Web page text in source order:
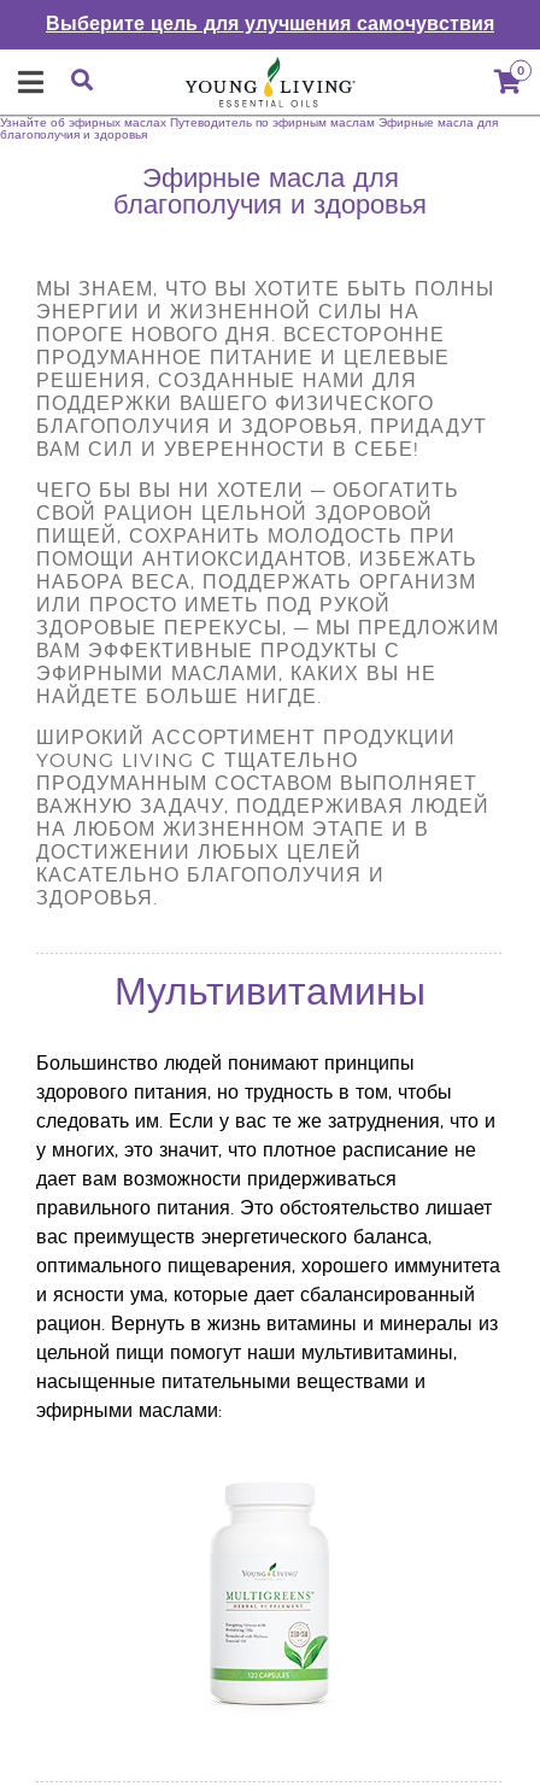
Выберите цель для улучшения самочувствия
0
Эфирные масла для
благополучия и здоровья
Узнайте об эфирных маслах Путеводитель по эфирным маслам Эфирные масла для
благополучия и здоровья
МЫ ЗНАЕМ, ЧТО ВЫ ХОТИТЕ БЫТЬ ПОЛНЫ
ЭНЕРГИИ И ЖИЗНЕННОЙ СИЛЫ НА
ПОРОГЕ НОВОГО ДНЯ. ВСЕСТОРОННЕ
ПРОДУМАННОЕ ПИТАНИЕ И ЦЕЛЕВЫЕ
РЕШЕНИЯ, СОЗДАННЫЕ НАМИ ДЛЯ
ПОДДЕРЖКИ ВАШЕГО ФИЗИЧЕСКОГО
БЛАГОПОЛУЧИЯ И ЗДОРОВЬЯ, ПРИДАДУТ
ВАМ СИЛ И УВЕРЕННОСТИ В СЕБЕ!
ЧЕГО БЫ ВЫ НИ ХОТЕЛИ — ОБОГАТИТЬ
СВОЙ РАЦИОН ЦЕЛЬНОЙ ЗДОРОВОЙ
ПИЩЕЙ, СОХРАНИТЬ МОЛОДОСТЬ ПРИ
ПОМОЩИ АНТИОКСИДАНТОВ, ИЗБЕЖАТЬ
НАБОРА ВЕСА, ПОДДЕРЖАТЬ ОРГАНИЗМ
ИЛИ ПРОСТО ИМЕТЬ ПОД РУКОЙ
ЗДОРОВЫЕ ПЕРЕКУСЫ, — МЫ ПРЕДЛОЖИМ
ВАМ ЭФФЕКТИВНЫЕ ПРОДУКТЫ С
ЭФИРНЫМИ МАСЛАМИ, КАКИХ ВЫ НЕ
НАЙДЕТЕ БОЛЬШЕ НИГДЕ.
ШИРОКИЙ АССОРТИМЕНТ ПРОДУКЦИИ
YOUNG LIVING С ТЩАТЕЛЬНО
ПРОДУМАННЫМ СОСТАВОМ ВЫПОЛНЯЕТ
ВАЖНУЮ ЗАДАЧУ, ПОДДЕРЖИВАЯ ЛЮДЕЙ
НА ЛЮБОМ ЖИЗНЕННОМ ЭТАПЕ И В
ДОСТИЖЕНИИ ЛЮБЫХ ЦЕЛЕЙ
КАСАТЕЛЬНО БЛАГОПОЛУЧИЯ И
ЗДОРОВЬЯ.
Мультивитамины
Большинство людей понимают принципы
здорового питания, но трудность в том, чтобы
следовать им. Если у вас те же затруднения, что и
у многих, это значит, что плотное расписание не
дает вам возможности придерживаться
правильного питания. Это обстоятельство лишает
вас преимуществ энергетического баланса,
оптимального пищеварения, хорошего иммунитета
и ясности ума, которые дает сбалансированный
рацион. Вернуть в жизнь витамины и минералы из
цельной пищи помогут наши мультивитамины,
насыщенные питательными веществами и
эфирными маслами: